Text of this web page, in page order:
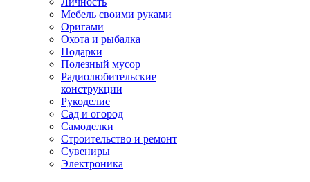
Мебель своими руками
Оригами
Охота и рыбалка
Подарки
Полезный мусор
Радиолюбительские
конструкции
Рукоделие
Сад и огород
Самоделки
Строительство и ремонт
Сувениры
Электроника